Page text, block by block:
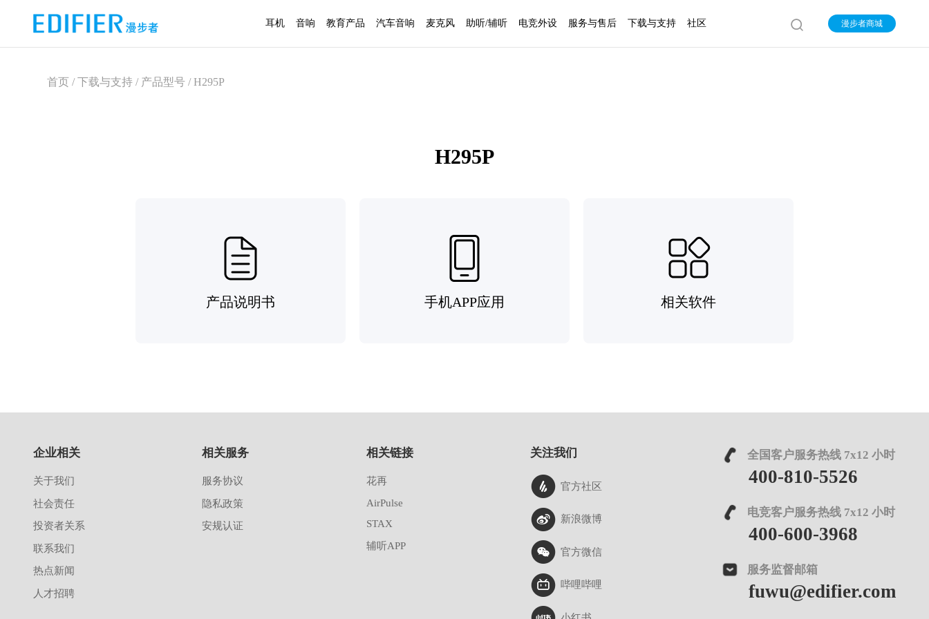
耳机 音响 教育产品 汽车音响 麦克风 助听/辅听 电竞外设 服务与售后 下载与支持 社区 漫步者商城
首页 / 下载与支持 / 产品型号 / H295P
H295P
产品说明书 手机APP应用 相关软件
企业相关
关于我们
社会责任
投资者关系
联系我们
热点新闻
人才招聘
相关服务
服务协议
隐私政策
安规认证
相关链接
花再
AirPulse
STAX
辅听APP
关注我们
官方社区
新浪微博
官方微信
哔哩哔哩
全国客户服务热线 7x12 小时
400-810-5526
电竞客户服务热线 7x12 小时
400-600-3968
服务监督邮箱
fuwu@edifier.com